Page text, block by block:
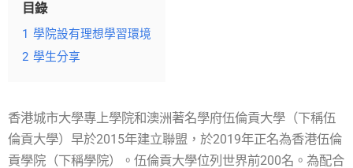
目錄
1 學院設有理想學習環境
2 學生分享
香港城市大學專上學院和澳洲著名學府伍倫貢大學（下稱伍
倫貢大學）早於2015年建立聯盟，於2019年正名為香港伍倫
貢學院（下稱學院）。伍倫貢大學位列世界前200名。為配合